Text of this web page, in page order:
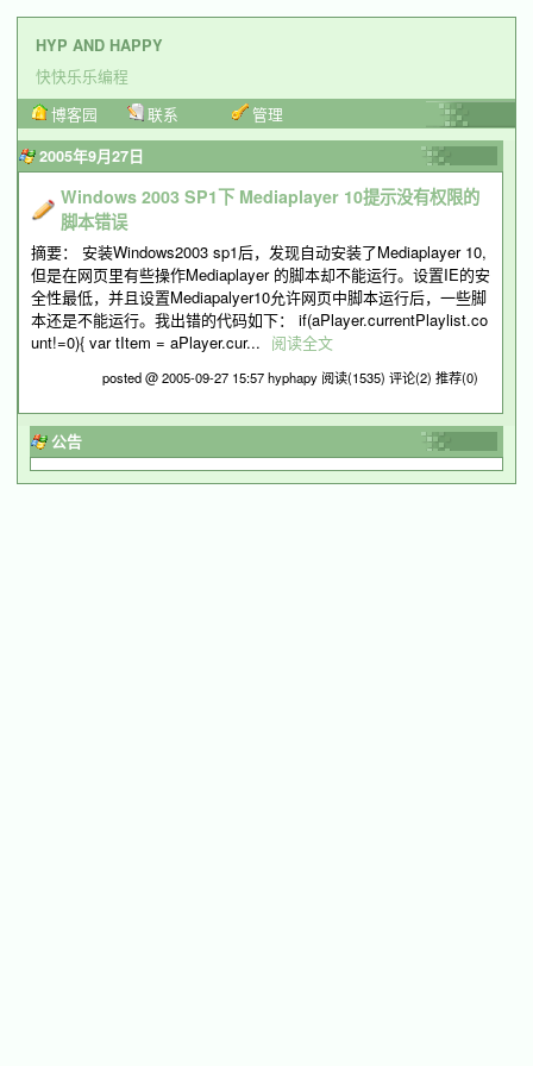
HYP AND HAPPY
快快乐乐编程
博客园
联系 管理
公告
2005年9月27日
Windows 2003 SP1下 Mediaplayer 10提示没有权限的
脚本错误
摘要： 安装Windows2003 sp1后，发现自动安装了Mediaplayer 10,
但是在网页里有些操作Mediaplayer 的脚本却不能运行。设置IE的安
全性最低，并且设置Mediapalyer10允许网页中脚本运行后，一些脚
本还是不能运行。我出错的代码如下： if(aPlayer.currentPlaylist.co
unt!=0){ var tItem = aPlayer.cur... 阅读全文
posted @ 2005-09-27 15:57 hyphapy 阅读(1535) 评论(2) 推荐(0)